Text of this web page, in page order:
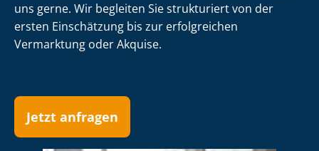
uns gerne. Wir begleiten Sie strukturiert von der
ersten Einschätzung bis zur erfolgreichen
Vermarktung oder Akquise.
Jetzt anfragen